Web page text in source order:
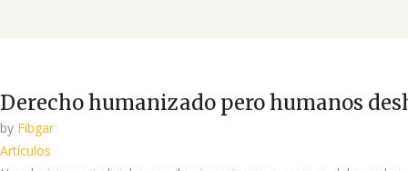
Derecho humanizado pero humanos
by Fibgar
Artículos